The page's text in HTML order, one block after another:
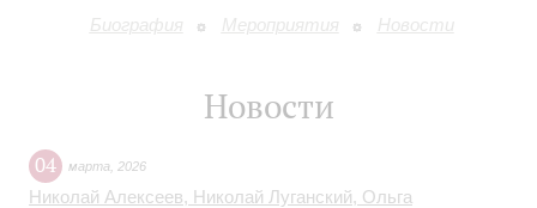
Биография Мероприятия Новости
Новости
04 марта 2026
Николай Алексеев, Николай Луганский, Ольга